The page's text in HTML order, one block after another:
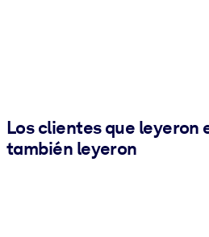
Los clientes que leyeron
también leyeron